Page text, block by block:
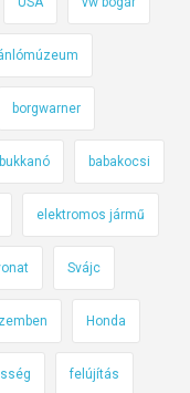
borgwarner
bukkanó babakocsi
elektromos jármű
Svájc
Honda
felújítás